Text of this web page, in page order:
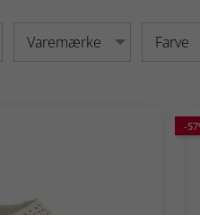
Varemærke Farve
-